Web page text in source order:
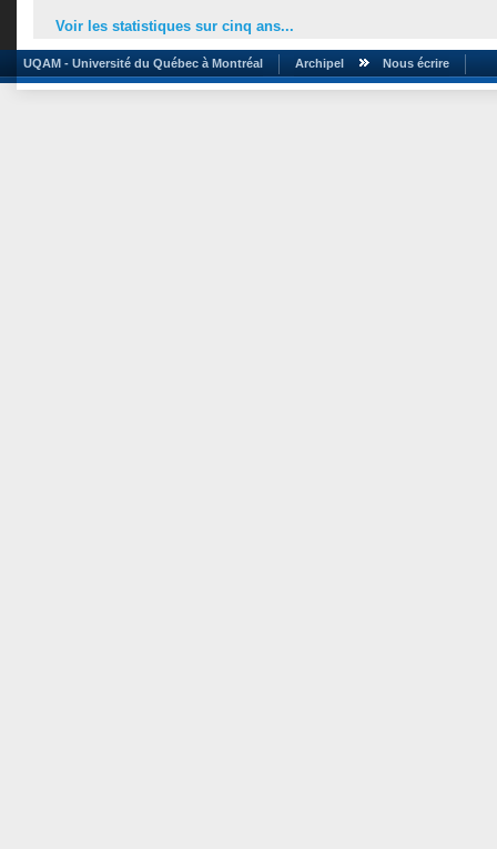
Voir les statistiques sur cinq ans...
UQAM - Université du Québec à Montréal Archipel Nous écrire